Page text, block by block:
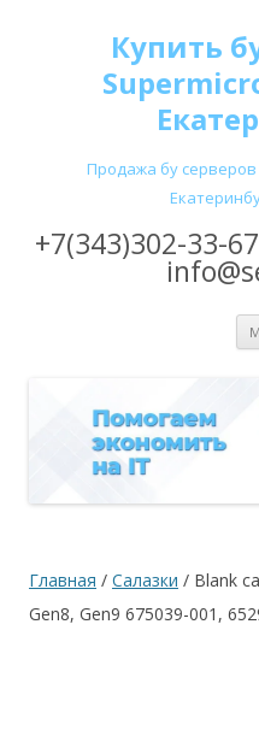
Купить
Продажа бу серверов
+7(343)302-33-67
Главная / Салазки / Blank
Gen8, Gen9 675039-001,